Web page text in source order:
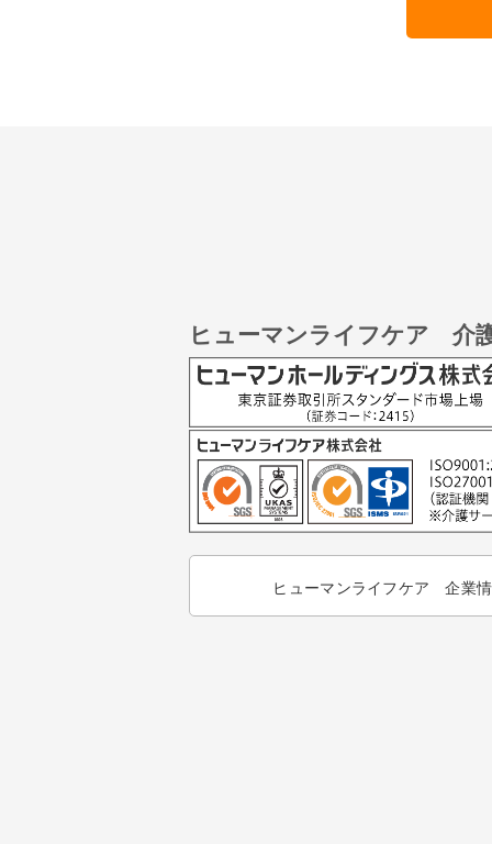
ヒューマンライフケア 介
ヒューマンライフケア 企業